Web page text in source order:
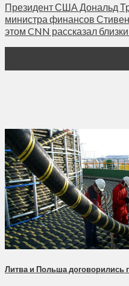
Президент США Дональд
министра финансов
этом CNN рассказал
Литва и Польша договорились